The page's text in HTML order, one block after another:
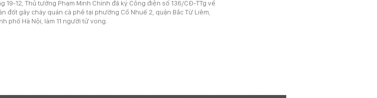
19-12, Thủ tướng Phạm Minh Chính đã ký Công điện số 136/CĐ-TTg về
đốt gây cháy quán cà phê tại phường Cổ Nhuế 2, quận Bắc Từ Liêm,
phố Hà Nội, làm 11 người tử vong.